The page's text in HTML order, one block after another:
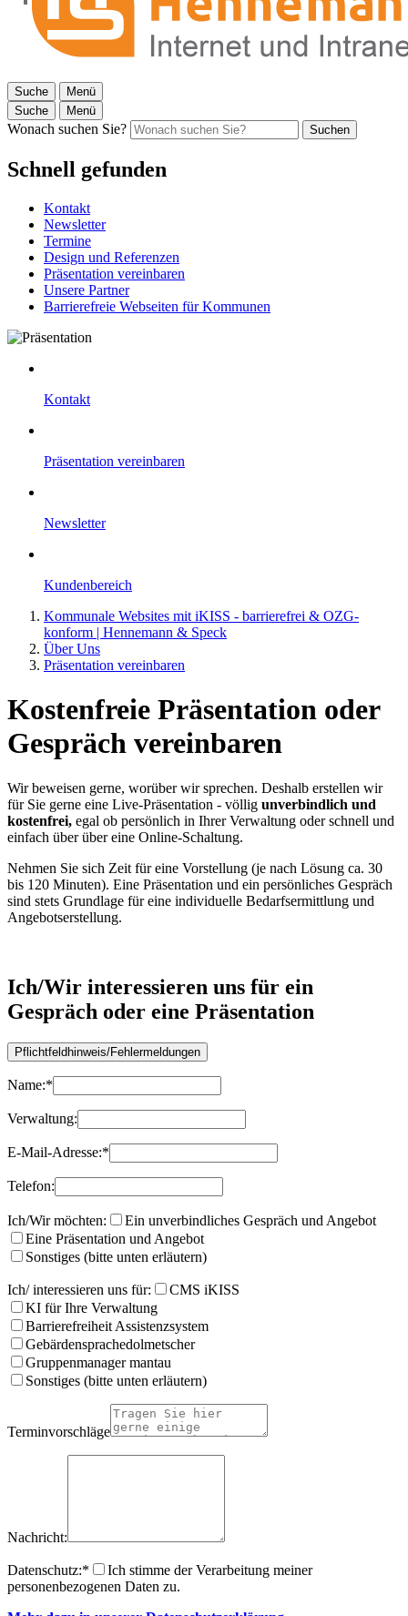
Suche
Menü
Suche
Menü
Wonach suchen Sie? Suchen
Schnell gefunden
Kontakt
Newsletter
Termine
Design und Referenzen
Präsentation vereinbaren
Unsere Partner
Barrierefreie Webseiten für Kommunen
Kontakt
Präsentation vereinbaren
Newsletter
Kundenbereich
Kommunale Websites mit iKISS - barrierefrei & OZG-
konform | Hennemann & Speck
Über Uns
Präsentation vereinbaren
Kostenfreie Präsentation oder
Gespräch vereinbaren
Wir beweisen gerne, worüber wir sprechen. Deshalb erstellen wir
für Sie gerne eine Live-Präsentation - völlig unverbindlich und
kostenfrei, egal ob persönlich in Ihrer Verwaltung oder schnell und
einfach über über eine Online-Schaltung.
Nehmen Sie sich Zeit für eine Vorstellung (je nach Lösung ca. 30
bis 120 Minuten). Eine Präsentation und ein persönliches Gespräch
sind stets Grundlage für eine individuelle Bedarfsermittlung und
Angebotserstellung.
Ich/Wir interessieren uns für ein
Gespräch oder eine Präsentation
Name:*
Verwaltung:
E-Mail-Adresse:*
Telefon:
Ich/Wir möchten:
Ein unverbindliches Gespräch und Angebot
Eine Präsentation und Angebot
Sonstiges (bitte unten erläutern)
Ich/ interessieren uns für:
CMS iKISS
KI für Ihre Verwaltung
Barrierefreiheit Assistenzsystem
Gebärdensprachedolmetscher
Gruppenmanager mantau
Sonstiges (bitte unten erläutern)
Terminvorschläge
Nachricht:
Datenschutz:*
Ich stimme der Verarbeitung meiner
personenbezogenen Daten zu.